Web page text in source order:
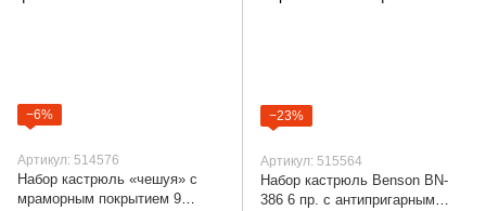
−6%
Артикул: 514576
Набор кастрюль «чешуя» с
мраморным покрытием 9
−23%
Артикул: 515564
Набор кастрюль Benson BN-
386 6 пр. с антипригарным